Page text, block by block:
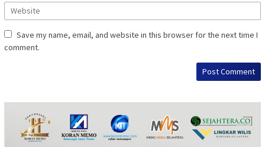
Save my name, email, and website in this browser for the next time I
comment.